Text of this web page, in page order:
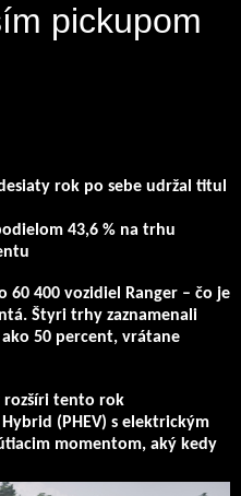
pickupom
rok po sebe udržal titul
43,6 % na trhu
60 400 vozidiel Ranger – čo je
Štyri trhy zaznamenali
50 percent, vrátane
rozšíri tento rok
(PHEV) s elektrickým
momentom, aký kedy